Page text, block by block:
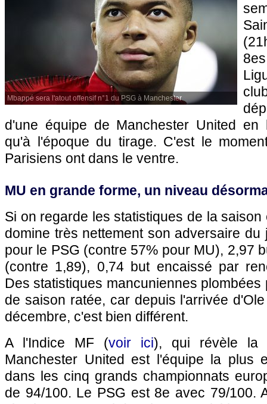
Mbappé sera l'atout offensif n°1 du PSG à Manchester
d'une équipe de Manchester United en
qu'à l'époque du tirage. C'est le
Parisiens ont dans le ventre.
MU en grande forme, un niveau
Si on regarde les statistiques de la
domine très nettement son adversaire
pour le PSG (contre 57% pour MU), 2,97
(contre 1,89), 0,74 but encaissé par
Des statistiques mancuniennes
de saison ratée, car depuis l'arrivée
décembre, c'est bien différent.
A l'Indice MF (voir ici), qui révèle la
Manchester United est l'équipe la plus
dans les cinq grands championnats
de 94/100. Le PSG est 8e avec 79/100.